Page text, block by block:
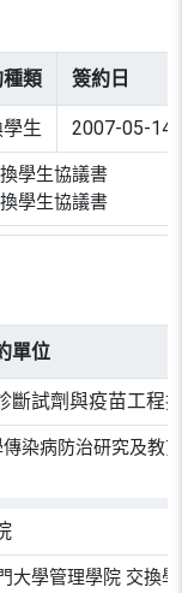
類 簽約日
生 2007-05-14
學生協議書
學生協議書
單位
斷試劑與疫苗工程
染病防治研究及教
大學管理學院 交換